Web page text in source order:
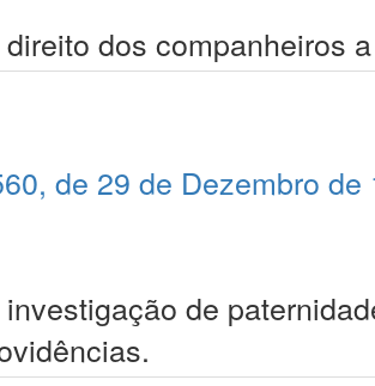
dos companheiros
de 29 de Dezembro de
de